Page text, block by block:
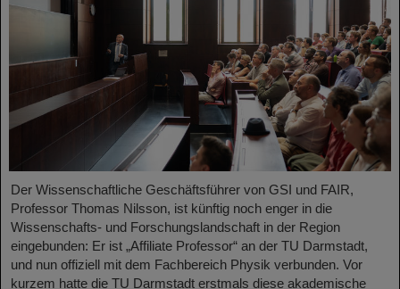
Der Wissenschaftliche Geschäftsführer von GSI und FAIR,
Professor Thomas Nilsson, ist künftig noch enger in die
Wissenschafts- und Forschungslandschaft in der Region
eingebunden: Er ist „Affiliate Professor“ an der TU Darmstadt,
und nun offiziell mit dem Fachbereich Physik verbunden. Vor
kurzem hatte die TU Darmstadt erstmals diese akademische